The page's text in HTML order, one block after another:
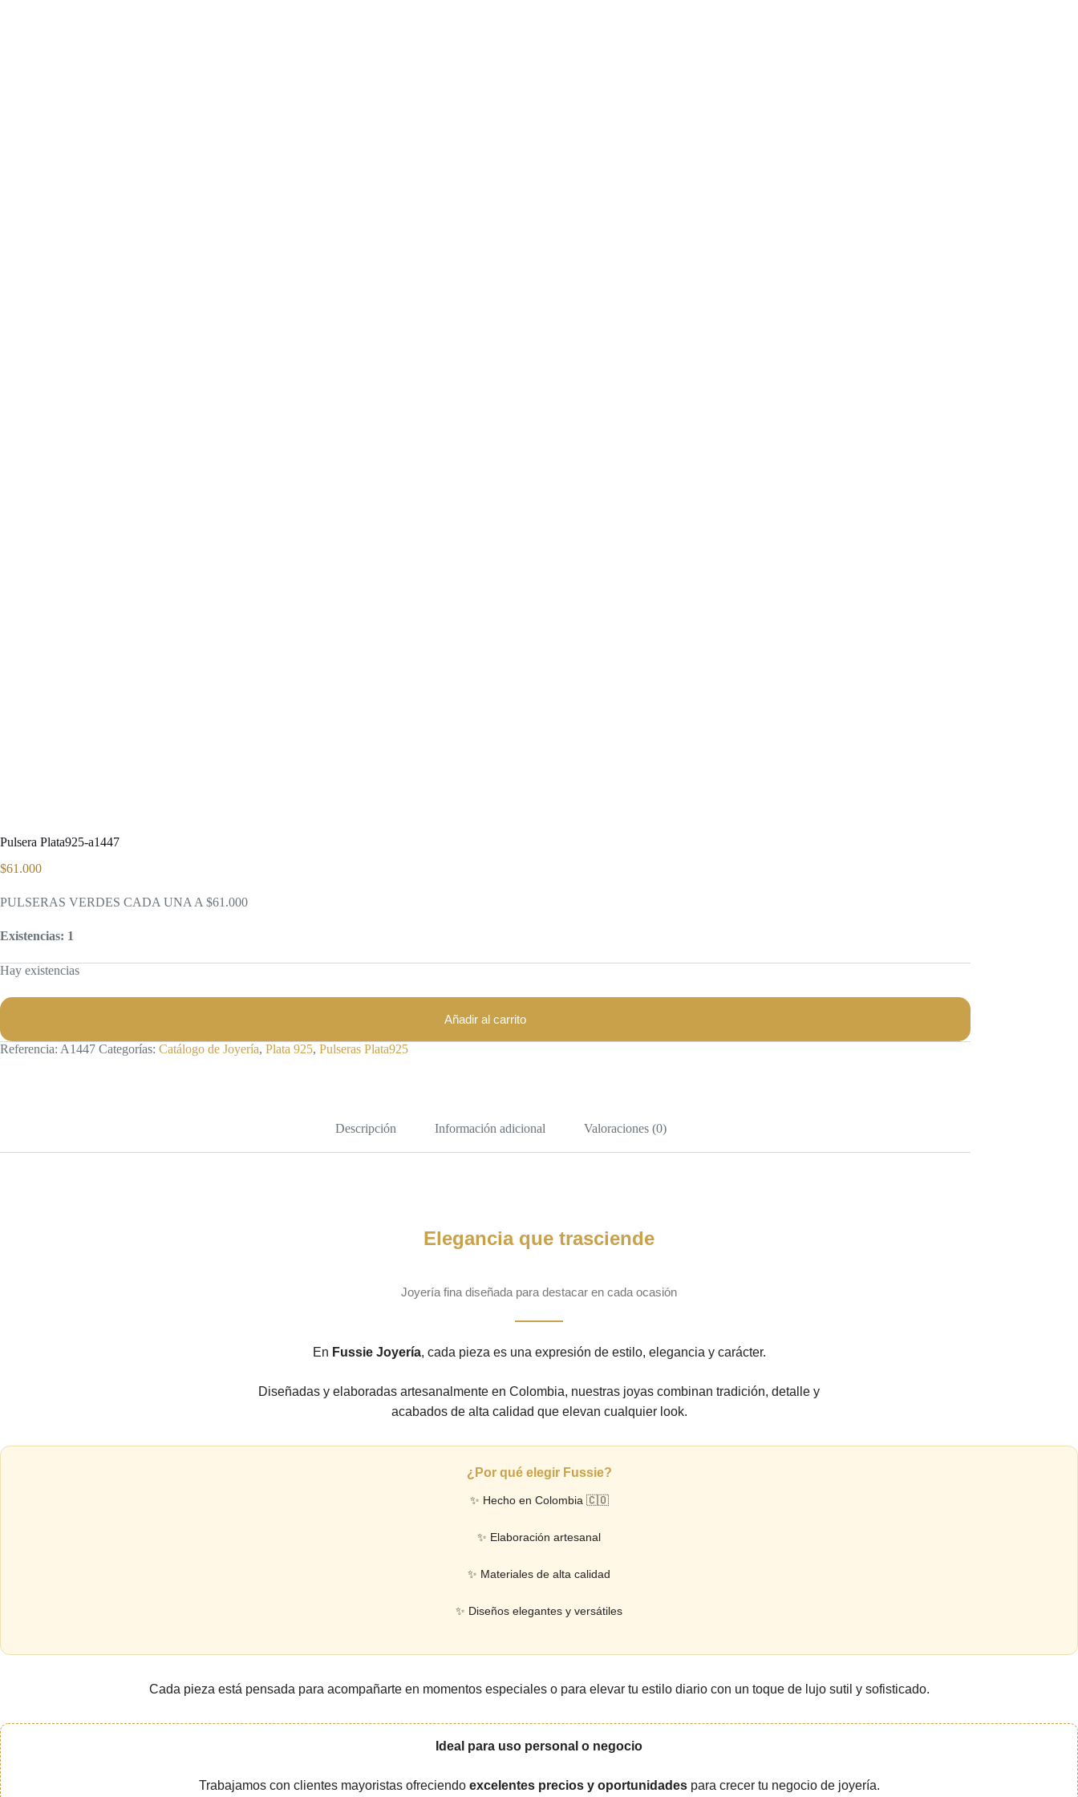
Pulsera Plata925-a1447
$61.000
PULSERAS VERDES CADA UNA A $61.000
Existencias: 1
Hay existencias
Añadir al carrito
Referencia: A1447 Categorías: Catálogo de Joyería, Plata 925, Pulseras Plata925
Descripción Información adicional Valoraciones (0)
Elegancia que trasciende
Joyería fina diseñada para destacar en cada ocasión
En Fussie Joyería, cada pieza es una expresión de estilo, elegancia y carácter.
Diseñadas y elaboradas artesanalmente en Colombia, nuestras joyas combinan tradición, detalle y
acabados de alta calidad que elevan cualquier look.
¿Por qué elegir Fussie?
✨ Hecho en Colombia 🇨🇴
✨ Elaboración artesanal
✨ Materiales de alta calidad
✨ Diseños elegantes y versátiles
Cada pieza está pensada para acompañarte en momentos especiales o para elevar tu estilo diario con un toque de lujo sutil y sofisticado.
Ideal para uso personal o negocio
Trabajamos con clientes mayoristas ofreciendo excelentes precios y oportunidadespara crecer tu negocio de joyería.